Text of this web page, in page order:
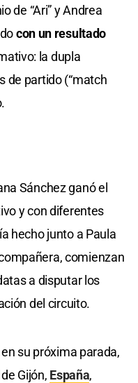
de “Ari” y Andrea
con un resultado
la dupla
de partido (“match
Sánchez ganó el
y con diferentes
hecho junto a Paula
comienzan
a disputar los
del circuito.
su próxima parada,
Gijón, España,